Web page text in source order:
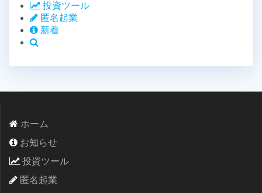
投資ツール
匿名起業
新着
ホーム
お知らせ
投資ツール
匿名起業